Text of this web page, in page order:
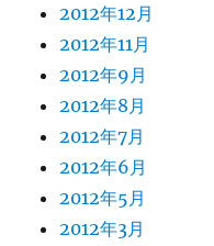
2012年12月
2012年11月
2012年9月
2012年8月
2012年7月
2012年6月
2012年5月
2012年3月